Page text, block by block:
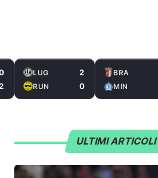
LUG 2
RUN 0
BRA
MIN
ULTIMI ARTICOLI